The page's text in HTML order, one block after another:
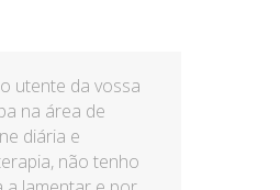
utente da vossa
na área de
diária e
não tenho